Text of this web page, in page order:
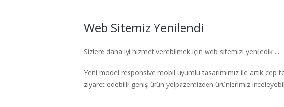
Web Sitemiz Yenilendi
Sizlere daha iyi hizmet verebilmek için web sitemizi yeniledik ...
Yeni model responsive mobil uyumlu tasarımımız ile artık
ziyaret edebilir geniş ürün yelpazemizden ürünlerimiz